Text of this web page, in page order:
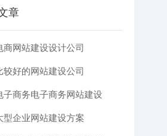
章
商网站建设设计公司
较好的网站建设公司
子商务电子商务网站建设
型企业网站建设方案